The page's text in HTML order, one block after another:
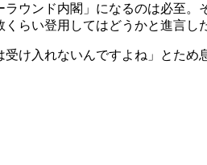
ウンド内閣」になるのは必至
らい登用してはどうかと進言し
け入れないんですよね」とた